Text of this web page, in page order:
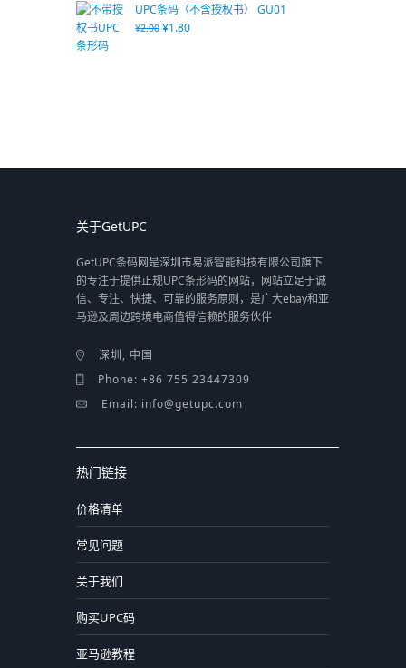
UPC条码（不含授权书） GU01
¥2.00 ¥1.80
关于GetUPC
GetUPC条码网是深圳市易派智能科技有限公司旗下
的专注于提供正规UPC条形码的网站，网站立足于诚
信、专注、快捷、可靠的服务原则，是广大ebay和亚
马逊及周边跨境电商值得信赖的服务伙伴
深圳, 中国
Phone: +86 755 23447309
Email: info@getupc.com
热门链接
价格清单
常见问题
关于我们
购买UPC码
亚马逊教程